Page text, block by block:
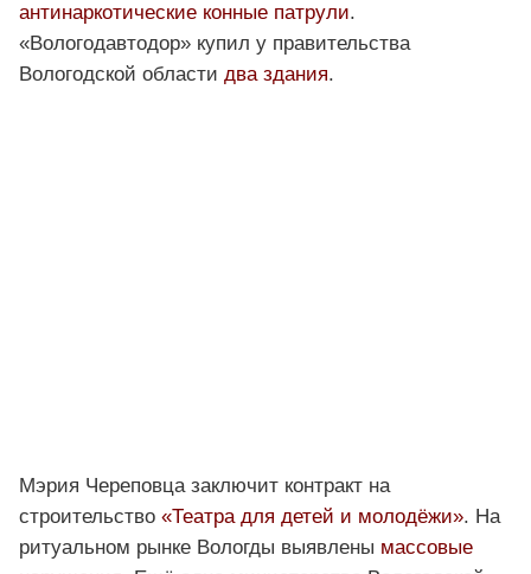
антинаркотические конные патрули.
«Вологодавтодор» купил у правительства
Вологодской области два здания.
Мэрия Череповца заключит контракт на
строительство «Театра для детей и молодёжи». На
ритуальном рынке Вологды выявлены массовые